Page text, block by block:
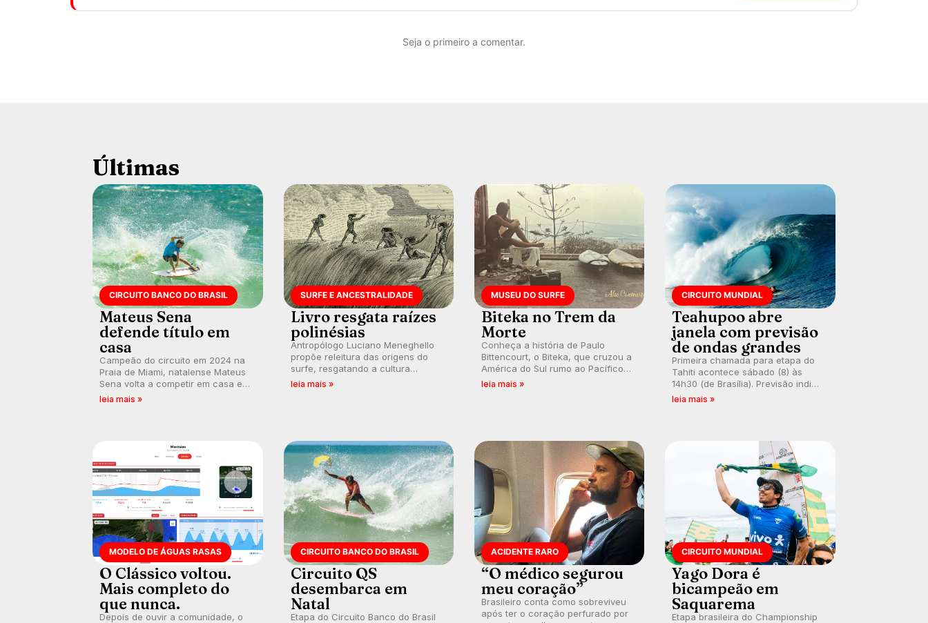
Seja o primeiro a comentar.
Últimas
CIRCUITO BANCO DO BRASIL
Mateus Sena
defende título em
casa
Campeão do circuito em 2024 na
Praia de Miami, natalense Mateus
Sena volta a competir em casa em
busca de manter a hegemonia
leia mais »
SURFE E ANCESTRALIDADE
Livro resgata raízes
polinésias
Antropólogo Luciano Meneghello
propõe releitura das origens do
surfe, resgatando a cultura
polinésia e questionando a visão
leia mais »
MUSEU DO SURFE
Biteka no Trem da
Morte
Conheça a história de Paulo
Bittencourt, o Biteka, que cruzou a
América do Sul rumo ao Pacífico
em uma jornada que se tornou um
leia mais »
CIRCUITO MUNDIAL
Teahupoo abre
janela com previsão
de ondas grandes
Primeira chamada para etapa do
Tahiti acontece sábado (8) às
14h30 (de Brasília). Previsão indica
swell consistente. Medina
leia mais »
MODELO DE ÁGUAS RASAS
O Clássico voltou.
Mais completo do
que nunca.
Depois de ouvir a comunidade, o
CIRCUITO BANCO DO BRASIL
Circuito QS
desembarca em
Natal
Etapa do Circuito Banco do Brasil
ACIDENTE RARO
“O médico segurou
meu coração”
Brasileiro conta como sobreviveu
após ter o coração perfurado por
CIRCUITO MUNDIAL
Yago Dora é
bicampeão em
Saquarema
Etapa brasileira do Championship